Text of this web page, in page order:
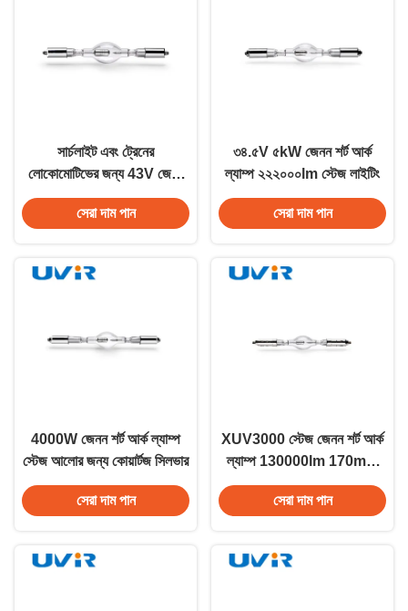
সার্চলাইট এবং ট্রেনের
লোকোমোটিভের জন্য 43V জেনন
শর্ট আর্ক ল্যাম্প
সেরা দাম পান
৩৪.৫V ৫kW জেনন শর্ট আর্ক
ল্যাম্প ২২২০০০lm স্টেজ লাইটিং
সেরা দাম পান
4000W জেনন শর্ট আর্ক ল্যাম্প
স্টেজ আলোর জন্য কোয়ার্টজ সিলভার
সেরা দাম পান
XUV3000 স্টেজ জেনন শর্ট আর্ক
ল্যাম্প 130000lm 170mm
উচ্চতা
সেরা দাম পান